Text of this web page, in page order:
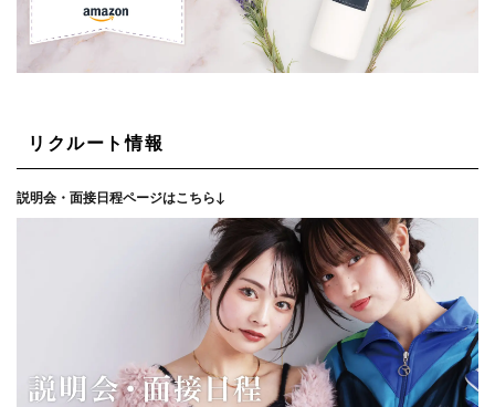
リクルート情報
説明会・面接日程ページはこちら↓